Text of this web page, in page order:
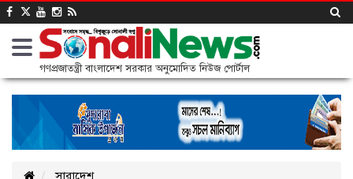
গণপ্রজাতন্ত্রী বাংলাদেশ সরকার অনুমোদিত নিউজ পোর্টাল
সারাদেশ